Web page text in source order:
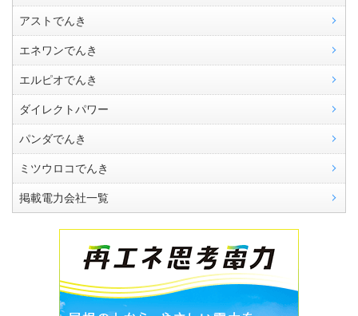
アストでんき
エネワンでんき
エルピオでんき
ダイレクトパワー
パンダでんき
ミツウロコでんき
掲載電力会社一覧